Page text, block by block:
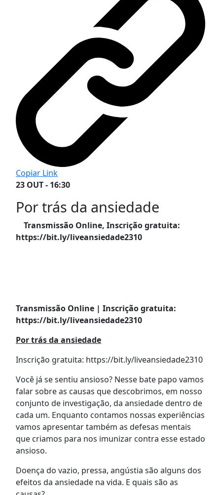
Copiar Link
23 OUT - 16:30
Por trás da ansiedade
Transmissão Online, Inscrição gratuita:
https://bit.ly/liveansiedade2310
Transmissão Online | Inscrição gratuita:
https://bit.ly/liveansiedade2310
Por trás da ansiedade
Inscrição gratuita: https://bit.ly/liveansiedade2310
Você já se sentiu ansioso? Nesse bate papo vamos
falar sobre as causas que descobrimos, em nosso
conjunto de investigação, da ansiedade dentro de
cada um. Enquanto contamos nossas experiências
vamos apresentar também as defesas mentais
que criamos para nos imunizar contra esse estado
ansioso.
Doença do vazio, pressa, angústia são alguns dos
efeitos da ansiedade na vida. E quais são as